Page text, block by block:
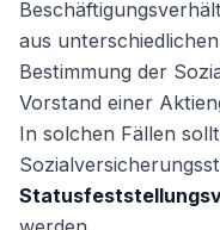
aus
Bestimmung der
Vorstand einer
In solchen Fällen